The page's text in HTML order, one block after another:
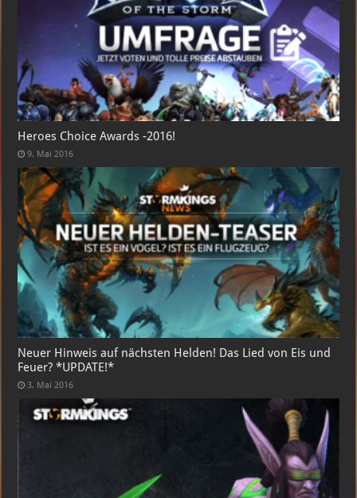
Heroes Choice Awards -2016!
9. Mai 2016
Neuer Hinweis auf nächsten Helden! Das Lied von Eis und
Feuer? *UPDATE!*
3. Mai 2016